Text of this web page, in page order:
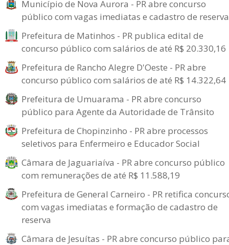
Município de Nova Aurora - PR abre concurso
público com vagas imediatas e cadastro de reserva
Prefeitura de Matinhos - PR publica edital de
concurso público com salários de até R$ 20.330,16
Prefeitura de Rancho Alegre D'Oeste - PR abre
concurso público com salários de até R$ 14.322,64
Prefeitura de Umuarama - PR abre concurso
público para Agente da Autoridade de Trânsito
Prefeitura de Chopinzinho - PR abre processos
seletivos para Enfermeiro e Educador Social
Câmara de Jaguariaíva - PR abre concurso público
com remunerações de até R$ 11.588,19
Prefeitura de General Carneiro - PR retifica
com vagas imediatas e formação de cadastro de
reserva
Câmara de Jesuítas - PR abre concurso público